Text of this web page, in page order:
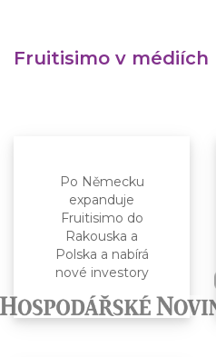
Fruitisimo v médiích
Po Německu
expanduje
Fruitisimo do
Rakouska a
Polska a nabírá
nové investory